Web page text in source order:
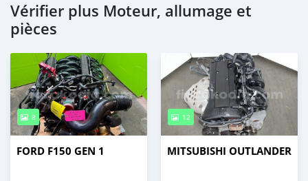
Vérifier plus Moteur, allumage et
pièces
8
FORD F150 GEN 1
12
MITSUBISHI OUTLANDER